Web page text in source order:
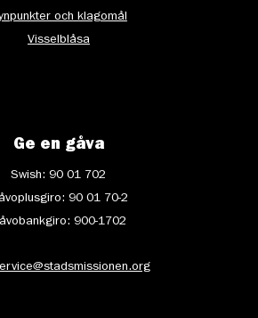
och klagomål
Visselblåsa
Ge en gåva
Swish: 90 01 702
90 01 70-2
900-1702